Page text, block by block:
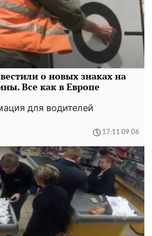
о новых знаках на
Все как в Европе
для водителей
17:11 09.06